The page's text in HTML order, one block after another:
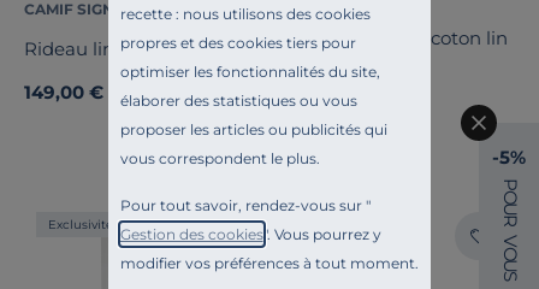
recette : nous utilisons des cookies
propres et des cookies tiers pour
optimiser les fonctionnalités du site,
élaborer des statistiques ou vous
proposer les articles ou publicités qui
vous correspondent le plus.
Pour tout savoir, rendez-vous sur "
Gestion des cookies". Vous pourrez y
modifier vos préférences à tout moment.
CAMIF SIGNATURE
Rideau lin Rachelle
149,00 €
CAMIF SIGNATURE
Lot de 2 rideaux coton lin
Grand Hôtel
189,00 €
Exclusivité
-5%
P
O
U
R
V
O
U
S